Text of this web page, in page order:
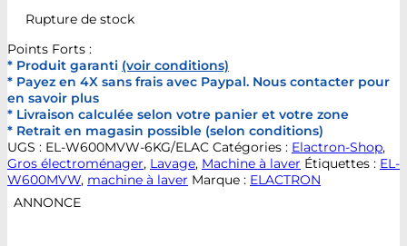
Rupture de stock
Points Forts :
* Produit garanti (voir conditions)
* Payez en 4X sans frais avec Paypal. Nous contacter pour
en savoir plus
* Livraison calculée selon votre panier et votre zone
* Retrait en magasin possible (selon conditions)
UGS : EL-W600MVW-6KG/ELAC Catégories : Elactron-Shop,
Gros électroménager, Lavage, Machine à laver Étiquettes : EL-
W600MVW, machine à laver Marque : ELACTRON
ANNONCE